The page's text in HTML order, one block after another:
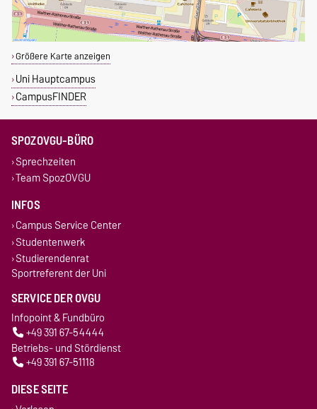
Größere Karte anzeigen
Uni Hauptcampus
CampusFINDER
SPOZOVGU-BÜRO
Sprechzeiten
Team SpozOVGU
INFOS
Campus Service Center
Studentenwerk
Studierendenrat
Sportreferent der Uni
SERVICE DER OVGU
Infopoint & Fundbüro
+49 391 67-54444
Betriebs- und Stördienst
+49 391 67-51118
DIESE SEITE